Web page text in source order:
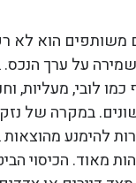
משותפים הוא לא
על ערך הנכס.
לובי, מעליות,
במקרה של נזק,
להימנע מהוצאות
מאוד. הכיסוי